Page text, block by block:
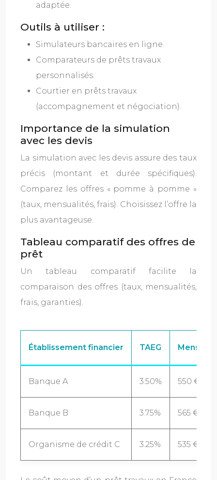
adaptée.
Outils à utiliser :
Simulateurs bancaires en ligne.
Comparateurs de prêts travaux
personnalisés.
Courtier en prêts travaux
(accompagnement et négociation).
Importance de la simulation
avec les devis
La simulation avec les devis assure des taux
précis (montant et durée spécifiques).
Comparez les offres « pomme à pomme »
(taux, mensualités, frais). Choisissez l’offre la
plus avantageuse.
Tableau comparatif des offres de
prêt
Un tableau comparatif facilite la
comparaison des offres (taux, mensualités,
frais, garanties).
Établissement financier TAEG
Banque A 3.50% 550 €
Banque B 3.75% 565 €
Organisme de crédit C 3.25% 535 €